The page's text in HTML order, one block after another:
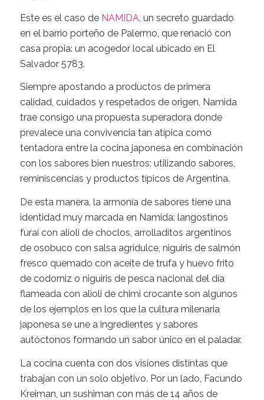
Este es el caso de NAMIDA, un secreto guardado
en el barrio porteño de Palermo, que renació con
casa propia: un acogedor local ubicado en El
Salvador 5783.
Siempre apostando a productos de primera
calidad, cuidados y respetados de origen, Namida
trae consigo una propuesta superadora donde
prevalece una convivencia tan atípica como
tentadora entre la cocina japonesa en combinación
con los sabores bien nuestros; utilizando sabores,
reminiscencias y productos típicos de Argentina.
De esta manera, la armonía de sabores tiene una
identidad muy marcada en Namida: langostinos
furai con alioli de choclos, arrolladitos argentinos
de osobuco con salsa agridulce, niguiris de salmón
fresco quemado con aceite de trufa y huevo frito
de codorniz o niguiris de pesca nacional del día
flameada con alioli de chimi crocante son algunos
de los ejemplos en los que la cultura milenaria
japonesa se une a ingredientes y sabores
autóctonos formando un sabor único en el paladar.
La cocina cuenta con dos visiones distintas que
trabajan con un solo objetivo. Por un lado, Facundo
Kreiman, un sushiman con más de 14 años de